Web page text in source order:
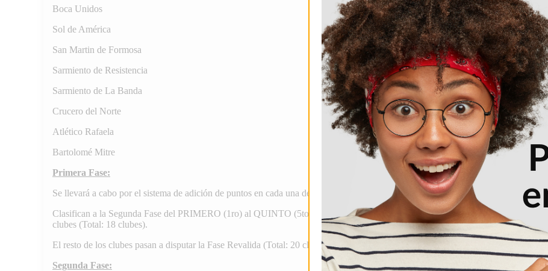
Boca Unidos
Sol de América
San Martin de Formosa
Sarmiento de Resistencia
Sarmiento de La Banda
Crucero del Norte
Atlético Rafaela
Bartolomé Mitre
Primera Fase:
Se llevará a cabo por el sistema de adición de puntos en cada una de las zonas, las cuales jugarán todos contra todos
a dos ruedas
Clasifican a la Segunda Fase del PRIMERO (1ro) al QUINTO (5to) de las zonas integradas por diez equipos y del PRIMERO
clubes (Total: 18 clubes).
El resto de los clubes pasan a disputar la Fase Revalida (Total: 20 clubes).
Segunda Fase: